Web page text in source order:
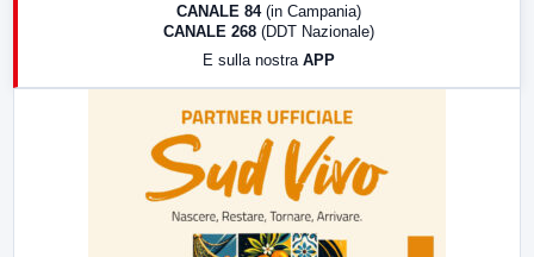
CANALE 84 (in Campania)
CANALE 268 (DDT Nazionale)
E sulla nostra APP